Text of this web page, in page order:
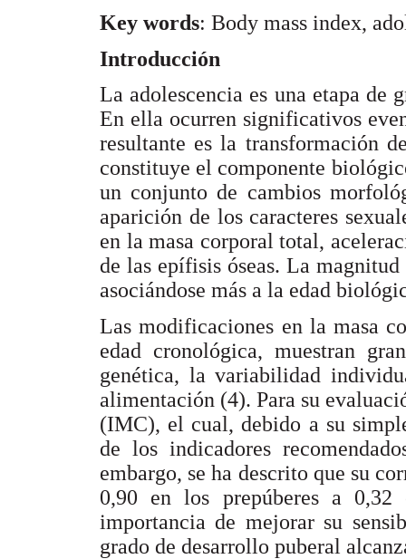
Key words: Body mass index,
Introducción
La adolescencia es una etapa de
En ella ocurren significativos
resultante es la transformación
constituye el componente
un conjunto de cambios
aparición de los caracteres
en la masa corporal total,
de las epífisis óseas. La
asociándose más a la edad
Las modificaciones en la masa
edad cronológica, muestran
genética, la variabilidad
alimentación (4). Para su
(IMC), el cual, debido a su
de los indicadores
embargo, se ha descrito que su
0,90 en los prepúberes a 0,32
importancia de mejorar su
grado de desarrollo puberal